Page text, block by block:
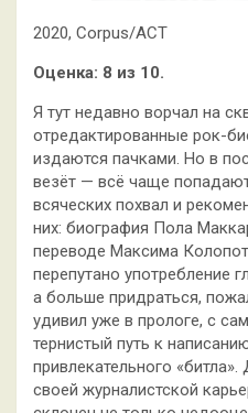
2020, Corpus/АСТ
Оценка: 8 из 10.
Я тут недавно ворчал на
отредактированные рок-
издаются пачками. Но в
везёт — всё чаще
всяческих похвал и
них: биография Пола
переводе Максима
перепутано употребление
а больше придраться,
удивил уже в прологе, с
тернистый путь к
привлекательного
своей журналистской